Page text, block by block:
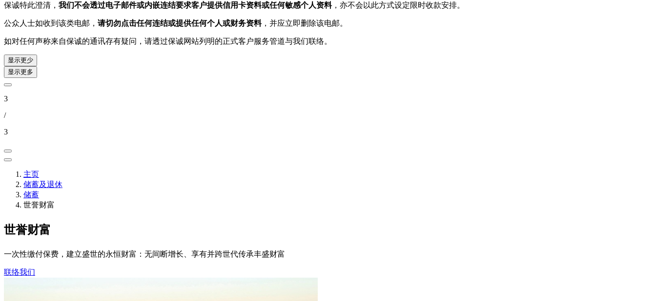
保诚特此澄清， 我们不会透过电子邮件或内嵌连结要求客户提供信用卡资料或任何敏感个人资料，亦不会以此方式设定限时收款安排。
公众人士如收到该类电邮， 请切勿点击任何连结或提供任何个人或财务资料，并应立即删除该电邮。
如对任何声称来自保诚的通讯存有疑问，请透过保诚网站列明的正式客户服务管道与我们联络。
显示更少
显示更多
3
/
3
主页
储蓄及退休
储蓄
世誉财富
世誉财富
一次性缴付保费，建立盛世的永恒财富：无间断增长、享有并跨世代传承丰盛财富
联络我们